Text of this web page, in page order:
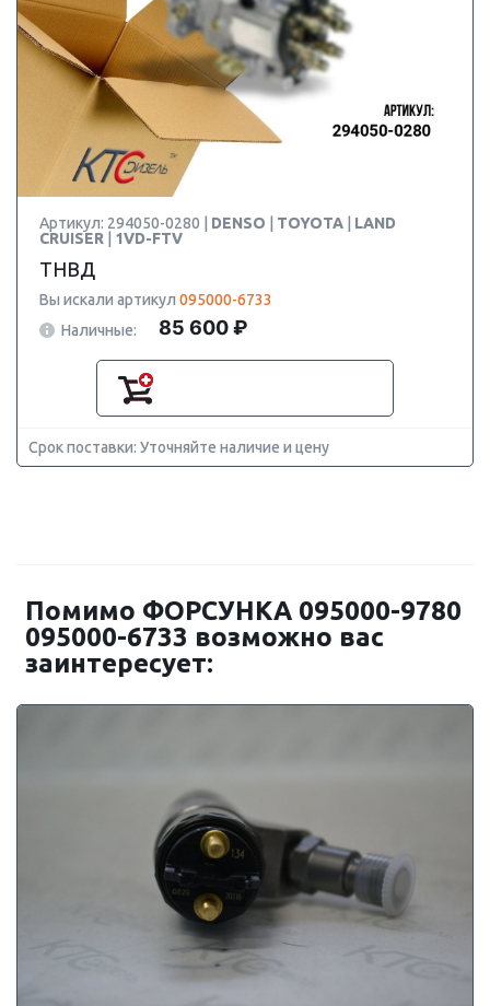
Артикул: 294050-0280 | DENSO TOYOTA
LAND
CRUISER
1VD-FTV
ТНВД
Вы искали артикул 095000-6733
Наличные:
85 600 ₽
Срок поставки: Уточняйте наличие и цену
Помимо ФОРСУНКА 095000-9780
095000-6733 возможно вас
заинтересует: